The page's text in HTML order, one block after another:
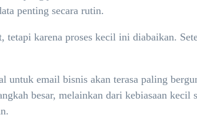
penting secara rutin.
karena proses kecil ini diabaikan.
untuk email bisnis akan terasa paling
besar, melainkan dari kebiasaan kecil